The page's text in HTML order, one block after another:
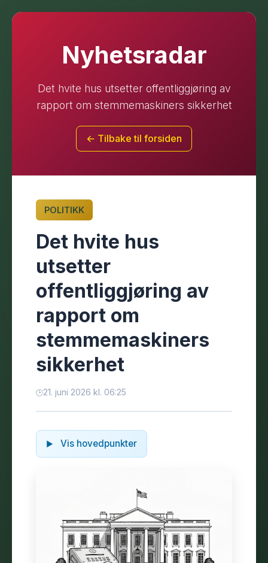
Nyhetsradar
Det hvite hus utsetter offentliggjøring av
rapport om stemmemaskiners sikkerhet
← Tilbake til forsiden
POLITIKK
Det hvite hus
utsetter
offentliggjøring av
rapport om
stemmemaskiners
sikkerhet
21. juni 2026 kl. 06:25
Vis hovedpunkter